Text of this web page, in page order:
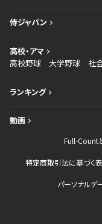
侍ジャパン
高校・アマ
高校野球
大学野球 社
ランキング
動画
Full-Count
特定商取引法に基づく
パーソナルデ